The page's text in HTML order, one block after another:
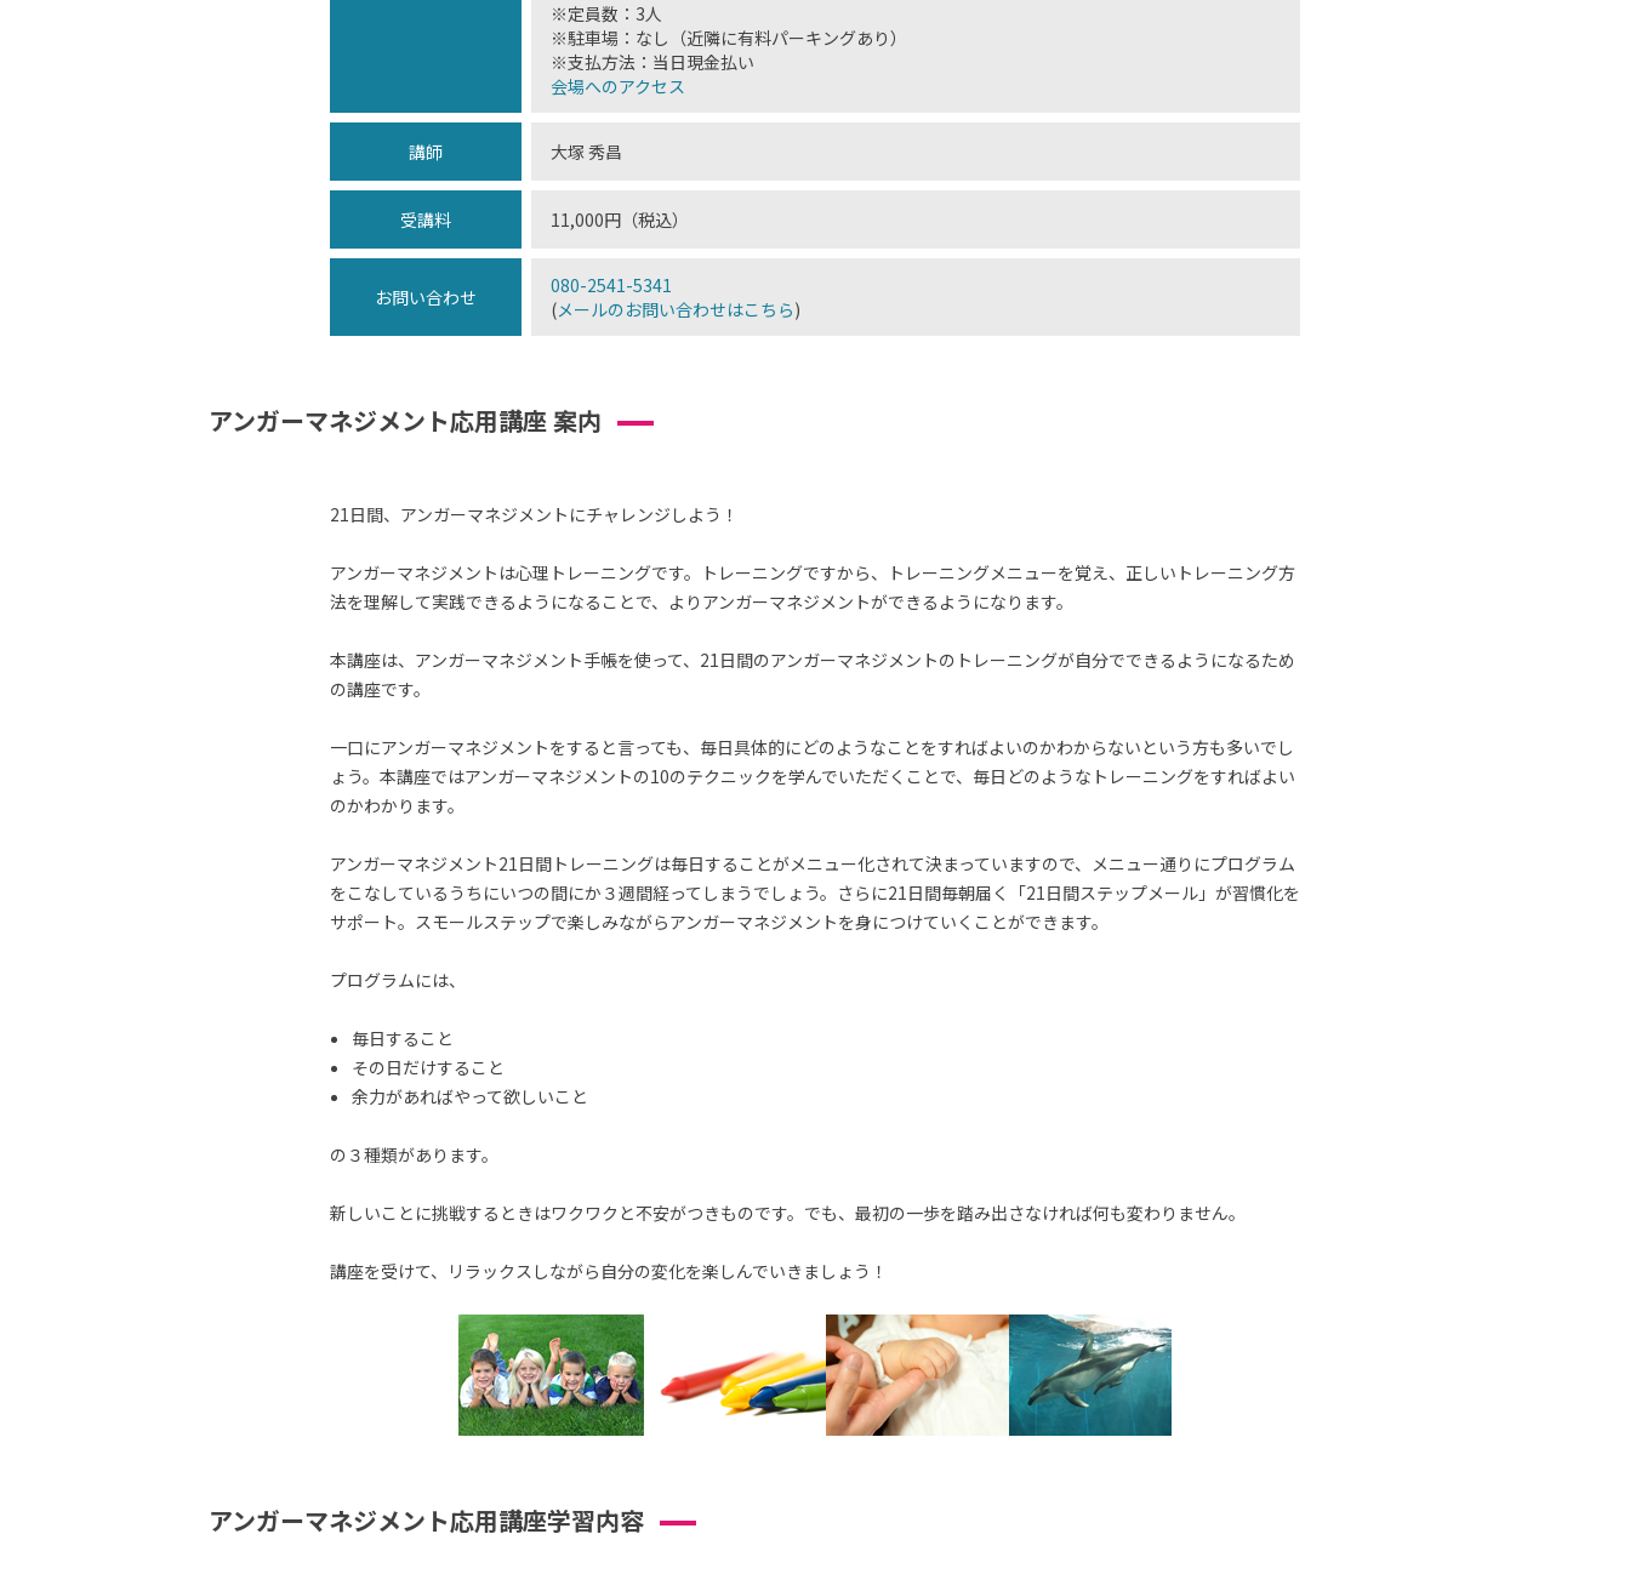
※定員数：3人
※駐車場：なし（近隣に有料パーキングあり）
※支払方法：当日現金払い
会場へのアクセス
講師 大塚 秀昌
受講料 11,000円（税込）
お問い合わせ
080-2541-5341
(メールのお問い合わせはこちら)
アンガーマネジメント応用講座 案内
21日間、アンガーマネジメントにチャレンジしよう！
アンガーマネジメントは心理トレーニングです。トレーニングですから、トレーニングメニューを覚え、正しいトレーニング方
法を理解して実践できるようになることで、よりアンガーマネジメントができるようになります。
本講座は、アンガーマネジメント手帳を使って、21日間のアンガーマネジメントのトレーニングが自分でできるようになるため
の講座です。
一口にアンガーマネジメントをすると言っても、毎日具体的にどのようなことをすればよいのかわからないという方も多いでし
ょう。本講座ではアンガーマネジメントの10のテクニックを学んでいただくことで、毎日どのようなトレーニングをすればよい
のかわかります。
アンガーマネジメント21日間トレーニングは毎日することがメニュー化されて決まっていますので、メニュー通りにプログラム
をこなしているうちにいつの間にか３週間経ってしまうでしょう。さらに21日間毎朝届く「21日間ステップメール」が習慣化を
サポート。スモールステップで楽しみながらアンガーマネジメントを身につけていくことができます。
プログラムには、
毎日すること
その日だけすること
余力があればやって欲しいこと
の３種類があります。
新しいことに挑戦するときはワクワクと不安がつきものです。でも、最初の一歩を踏み出さなければ何も変わりません。
講座を受けて、リラックスしながら自分の変化を楽しんでいきましょう！
アンガーマネジメント応用講座学習内容